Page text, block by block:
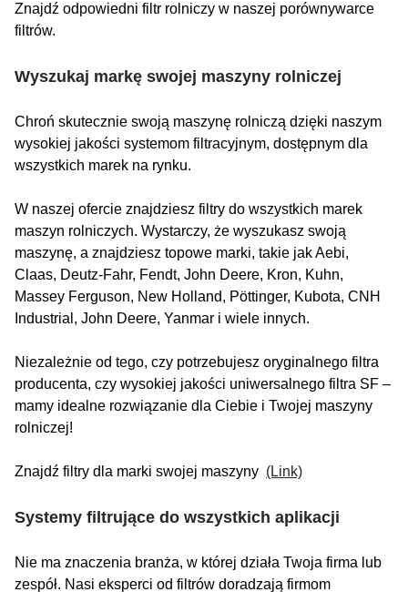
Znajdź odpowiedni filtr rolniczy w naszej porównywarce
filtrów.
Wyszukaj markę swojej maszyny rolniczej
Chroń skutecznie swoją maszynę rolniczą dzięki naszym
wysokiej jakości systemom filtracyjnym, dostępnym dla
wszystkich marek na rynku.
W naszej ofercie znajdziesz filtry do wszystkich marek
maszyn rolniczych. Wystarczy, że wyszukasz swoją
maszynę, a znajdziesz topowe marki, takie jak Aebi,
Claas, Deutz-Fahr, Fendt, John Deere, Kron, Kuhn,
Massey Ferguson, New Holland, Pöttinger, Kubota, CNH
Industrial, John Deere, Yanmar i wiele innych.
Niezależnie od tego, czy potrzebujesz oryginalnego filtra
producenta, czy wysokiej jakości uniwersalnego filtra SF –
mamy idealne rozwiązanie dla Ciebie i Twojej maszyny
rolniczej!
Znajdź filtry dla marki swojej maszyny (Link)
Systemy filtrujące do wszystkich aplikacji
Nie ma znaczenia branża, w której działa Twoja firma lub
zespół. Nasi eksperci od filtrów doradzają firmom